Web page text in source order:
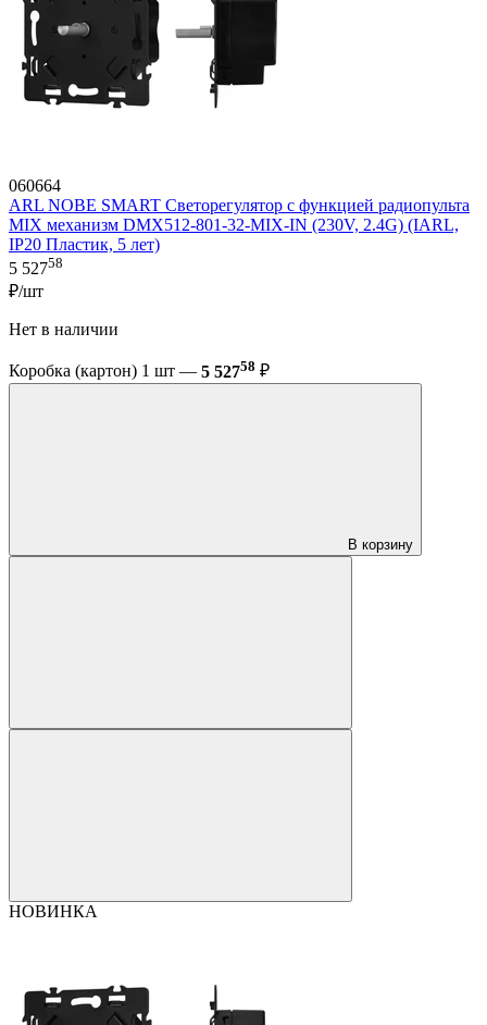
060664
ARL NOBE SMART Светорегулятор с функцией радиопульта
MIX механизм DMX512-801-32-MIX-IN (230V, 2.4G) (IARL,
IP20 Пластик, 5 лет)
5 52758
₽/шт
Нет в наличии
Коробка (картон) 1 шт — 5 52758 ₽
В корзину
НОВИНКА